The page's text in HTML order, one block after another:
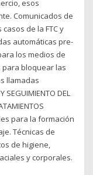
esos
Comunicados de
de la FTC y
automáticas pre-
los medios de
para bloquear las
llamadas
SEGUIMIENTO DEL
para la formación
Técnicas de
de higiene,
y corporales.